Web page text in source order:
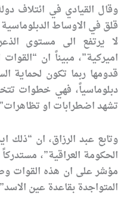
وقال القيادي في ائتلاف
قلق في الاوساط
لا يرتفع الى مستوى
اميركية”، مبيناً ان
قدومها ربما تكون لحماية
دبلوماسياً، فهي خطوات
تشهد اضطرابات او
وتابع عبد الرزاق، ان
الحكومة العراقية”،
مؤشر على ان هذه القوات
المتواجدة بقاعدة عين